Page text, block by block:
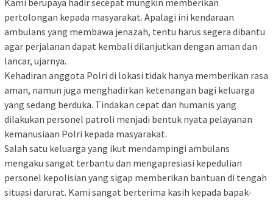
Kami berupaya hadir secepat mungkin memberikan
pertolongan kepada masyarakat. Apalagi ini kendaraan
ambulans yang membawa jenazah, tentu harus segera dibantu
agar perjalanan dapat kembali dilanjutkan dengan aman dan
lancar, ujarnya.
Kehadiran anggota Polri di lokasi tidak hanya memberikan rasa
aman, namun juga menghadirkan ketenangan bagi keluarga
yang sedang berduka. Tindakan cepat dan humanis yang
dilakukan personel patroli menjadi bentuk nyata pelayanan
kemanusiaan Polri kepada masyarakat.
Salah satu keluarga yang ikut mendampingi ambulans
mengaku sangat terbantu dan mengapresiasi kepedulian
personel kepolisian yang sigap memberikan bantuan di tengah
situasi darurat. Kami sangat berterima kasih kepada bapak-